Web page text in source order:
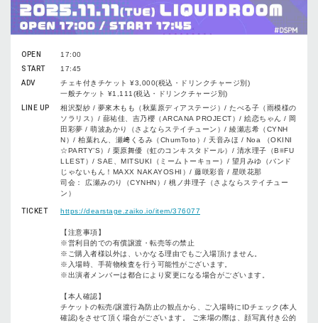
OPEN
17:00
START
17:45
ADV
チェキ付きチケット ¥3,000(税込・ドリンクチャージ別)
一般チケット ¥1,111(税込・ドリンクチャージ別)
LINE UP
相沢梨紗 / 夢來木もも（秋葉原ディアステージ）/ たべる子（雨模様の
ソラリス）/ 蔀祐佳、吉乃櫻（ARCANA PROJECT）/ 絵恋ちゃん / 岡
田彩夢 / 萌波あかり（さよならステイチューン）/ 綾瀬志希（CYNH
N）/ 柏葉れん、瀬﨑くるみ（ChumToto）/ 天音みほ / Noa （OKINI
☆PARTY’S）/ 栗原舞優（虹のコンキスタドール）/ 清水理子（B≡FU
LLEST）/ SAE、MITSUKI（ミームトーキョー）/ 望月みゆ（バンド
じゃないもん！MAXX NAKAYOSHI）/ 藤咲彩音 / 星咲花那
司会： 広瀬みのり（CYNHN）/ 桃ノ井理子（さよならステイチュー
ン）
TICKET https://dearstage.zaiko.io/item/376077
【注意事項】
※営利目的での有償譲渡・転売等の禁止
※ご購入者様以外は、いかなる理由でもご入場頂けません。
※入場時、手荷物検査を行う可能性がございます。
※出演者メンバーは都合により変更になる場合がございます。
【本人確認】
チケットの転売/譲渡行為防止の観点から、ご入場時にIDチェック(本人
確認)をさせて頂く場合がございます。 ご来場の際は、顔写真付き公的